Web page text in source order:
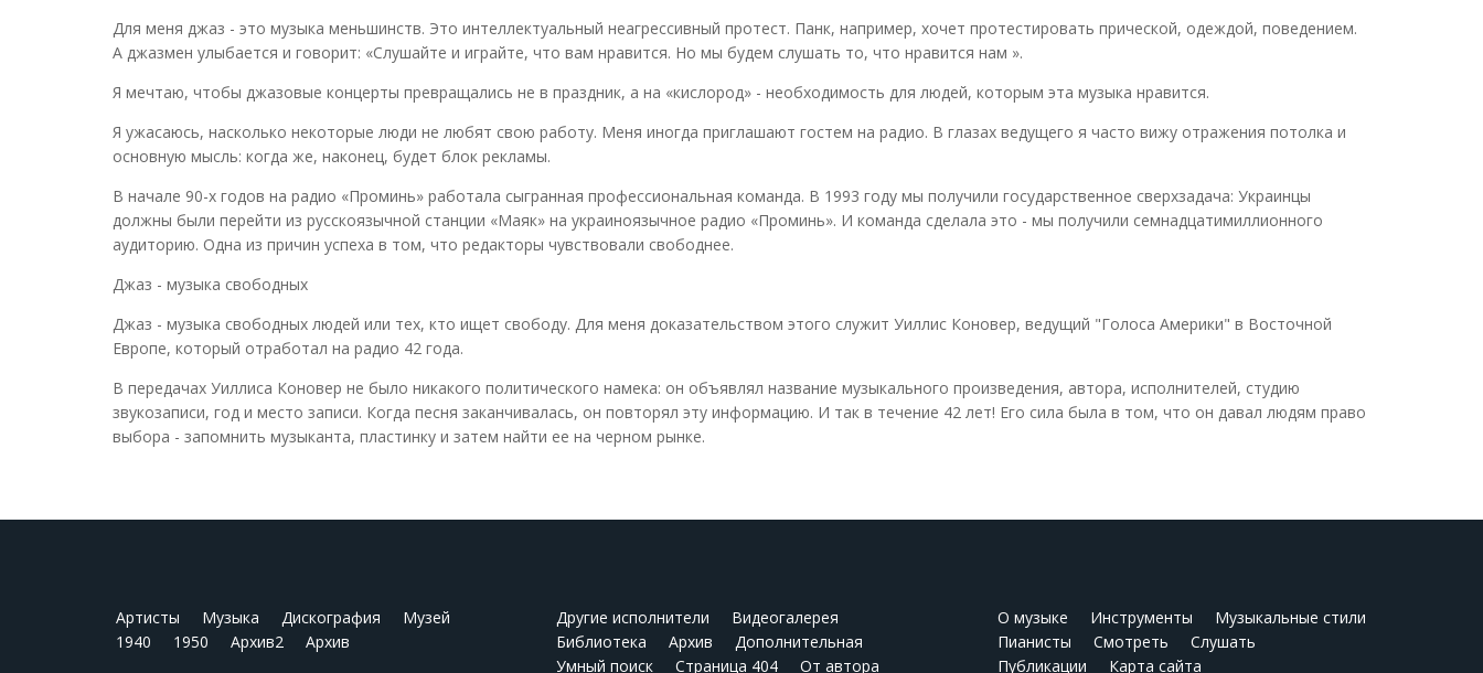
Для меня джаз - это музыка меньшинств. Это интеллектуальный неагрессивный протест. Панк, например, хочет протестировать прической, одеждой, поведением.
А джазмен улыбается и говорит: «Слушайте и играйте, что вам нравится. Но мы будем слушать то, что нравится нам ».
Я мечтаю, чтобы джазовые концерты превращались не в праздник, а на «кислород» - необходимость для людей, которым эта музыка нравится.
Я ужасаюсь, насколько некоторые люди не любят свою работу. Меня иногда приглашают гостем на радио. В глазах ведущего я часто вижу отражения потолка и
основную мысль: когда же, наконец, будет блок рекламы.
В начале 90-х годов на радио «Проминь» работала сыгранная профессиональная команда. В 1993 году мы получили государственное сверхзадача: Украинцы
должны были перейти из русскоязычной станции «Маяк» на украиноязычное радио «Проминь». И команда сделала это - мы получили семнадцатимиллионного
аудиторию. Одна из причин успеха в том, что редакторы чувствовали свободнее.
Джаз - музыка свободных
Джаз - музыка свободных людей или тех, кто ищет свободу. Для меня доказательством этого служит Уиллис Коновер, ведущий "Голоса Америки" в Восточной
Европе, который отработал на радио 42 года.
В передачах Уиллиса Коновер не было никакого политического намека: он объявлял название музыкального произведения, автора, исполнителей, студию
звукозаписи, год и место записи. Когда песня заканчивалась, он повторял эту информацию. И так в течение 42 лет! Его сила была в том, что он давал людям право
выбора - запомнить музыканта, пластинку и затем найти ее на черном рынке.
Артисты Музыка Дискография
Музей
1940
1950 Архив2 Архив
Другие исполнители
Видеогалерея
Библиотека
Архив
Дополнительная
Умный поиск
Страница 404 От автора
О музыке Инструменты
Музыкальные стили
Пианисты
Смотреть
Слушать
Публикации
Карта сайта